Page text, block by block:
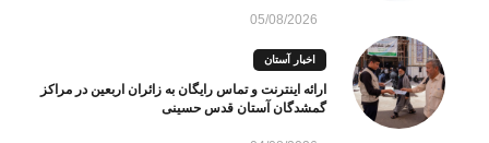
05/08/2026
اخبار آستان
ارائه اینترنت و تماس رایگان به زائران اربعین در مراکز
گمشدگان آستان قدس حسینی